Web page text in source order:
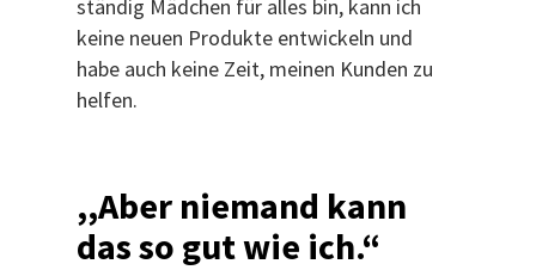
ständig Mädchen für alles bin, kann ich
keine neuen Produkte entwickeln und
habe auch keine Zeit, meinen Kunden zu
helfen.
,,Aber niemand kann
das so gut wie ich.“